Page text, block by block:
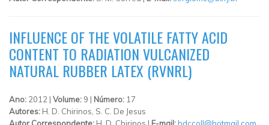
INFLUENCE OF THE VOLATILE FATTY ACID
CONTENT TO RADIATION VULCANIZED
NATURAL RUBBER LATEX (RVNRL)
Ano: 2012 | Volume: 9 | Número: 17
Autores: H. D. Chirinos, S. C. De Jesus
Autor Correspondente: H. D. Chirinos | E-mail:hdccoll@hotmail.com